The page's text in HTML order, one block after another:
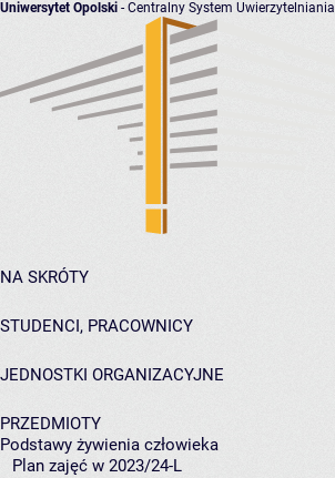
Uniwersytet Opolski - Centralny System Uwierzytelniania
NA SKRÓTY
STUDENCI, PRACOWNICY
JEDNOSTKI ORGANIZACYJNE
PRZEDMIOTY
Podstawy żywienia człowieka
Plan zajęć w 2023/24-L